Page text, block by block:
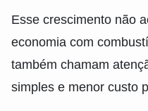
Esse crescimento não
economia com
também chamam
simples e menor custo